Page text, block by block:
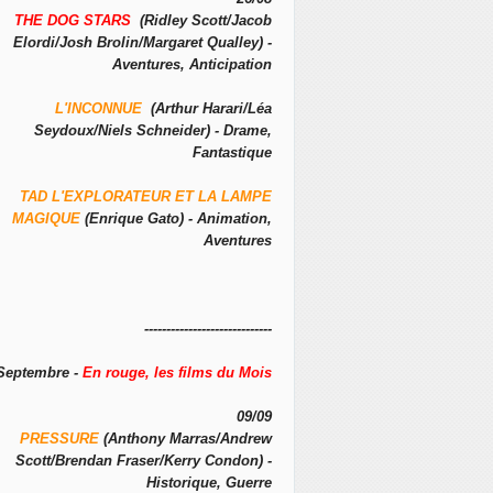
THE DOG STARS (Ridley Scott/Jacob
Elordi/Josh Brolin/Margaret Qualley) -
Aventures, Anticipation
L'INCONNUE (Arthur Harari/Léa
Seydoux/Niels Schneider) - Drame,
Fantastique
TAD L'EXPLORATEUR ET LA LAMPE
MAGIQUE (Enrique Gato) - Animation,
Aventures
-----------------------------
- En rouge, les films du Mois
09/09
PRESSURE (Anthony Marras/Andrew
Scott/Brendan Fraser/Kerry Condon) -
Historique, Guerre